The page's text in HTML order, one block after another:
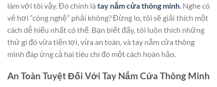
làm với tôi vậy. Đó chính là tay nắm cửa thông minh . Nghe có
vẻ hơi “công nghệ” phải không? Đừng lo, tôi sẽ giải thích một
cách dễ hiểu nhất có thể. Bạn biết đấy, tôi luôn thích những
thứ gì đó vừa tiện lợi, vừa an toàn, và tay nắm cửa thông
minh đáp ứng cả hai tiêu chí đó một cách hoàn hảo.
An Toàn Tuyệt Đối Với Tay Nắm Cửa Thông Minh